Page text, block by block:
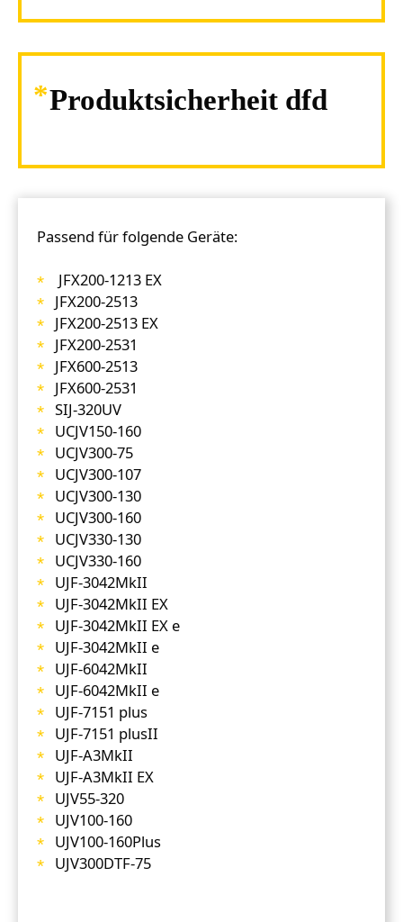
Produktsicherheit dfd
Passend für folgende Geräte:
JFX200-1213 EX
JFX200-2513
JFX200-2513 EX
JFX200-2531
JFX600-2513
JFX600-2531
SIJ-320UV
UCJV150-160
UCJV300-75
UCJV300-107
UCJV300-130
UCJV300-160
UCJV330-130
UCJV330-160
UJF-3042MkII
UJF-3042MkII EX
UJF-3042MkII EX e
UJF-3042MkII e
UJF-6042MkII
UJF-6042MkII e
UJF-7151 plus
UJF-7151 plusII
UJF-A3MkII
UJF-A3MkII EX
UJV55-320
UJV100-160
UJV100-160Plus
UJV300DTF-75